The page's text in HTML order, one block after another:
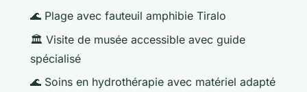
🌊 Plage avec fauteuil amphibie Tiralo
🏛️ Visite de musée accessible avec guide
spécialisé
🌊️ Soins en hydrothérapie avec matériel adapté